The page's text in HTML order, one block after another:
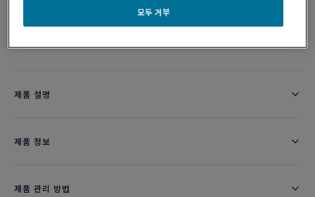
제품 설명
제품 정보
제품 관리 방법
모두 거부